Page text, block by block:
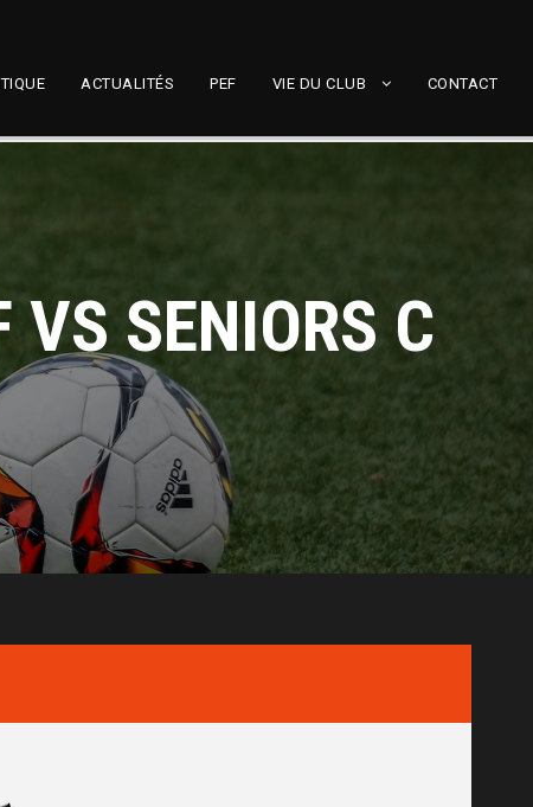
ACTUALITÉS PEF VIE DU CLUB CONTACT
VS SENIORS C